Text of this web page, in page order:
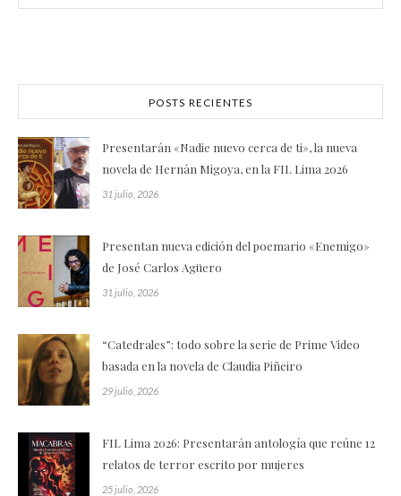
POSTS RECIENTES
Presentarán «Nadie nuevo cerca de ti», la nueva
novela de Hernán Migoya, en la FIL Lima 2026
31 julio, 2026
Presentan nueva edición del poemario «Enemigo»
de José Carlos Agüero
31 julio, 2026
“Catedrales”: todo sobre la serie de Prime Video
basada en la novela de Claudia Piñeiro
29 julio, 2026
FIL Lima 2026: Presentarán antología que reúne 12
relatos de terror escrito por mujeres
25 julio, 2026